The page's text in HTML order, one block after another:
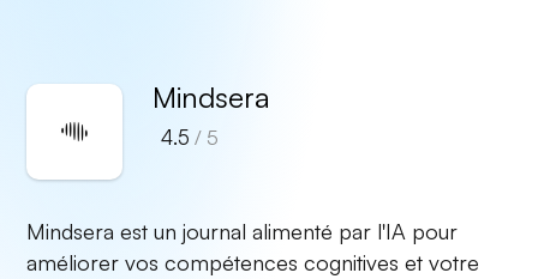
Mindsera
4.5 / 5
Mindsera est un journal alimenté par l'IA pour
améliorer vos compétences cognitives et votre